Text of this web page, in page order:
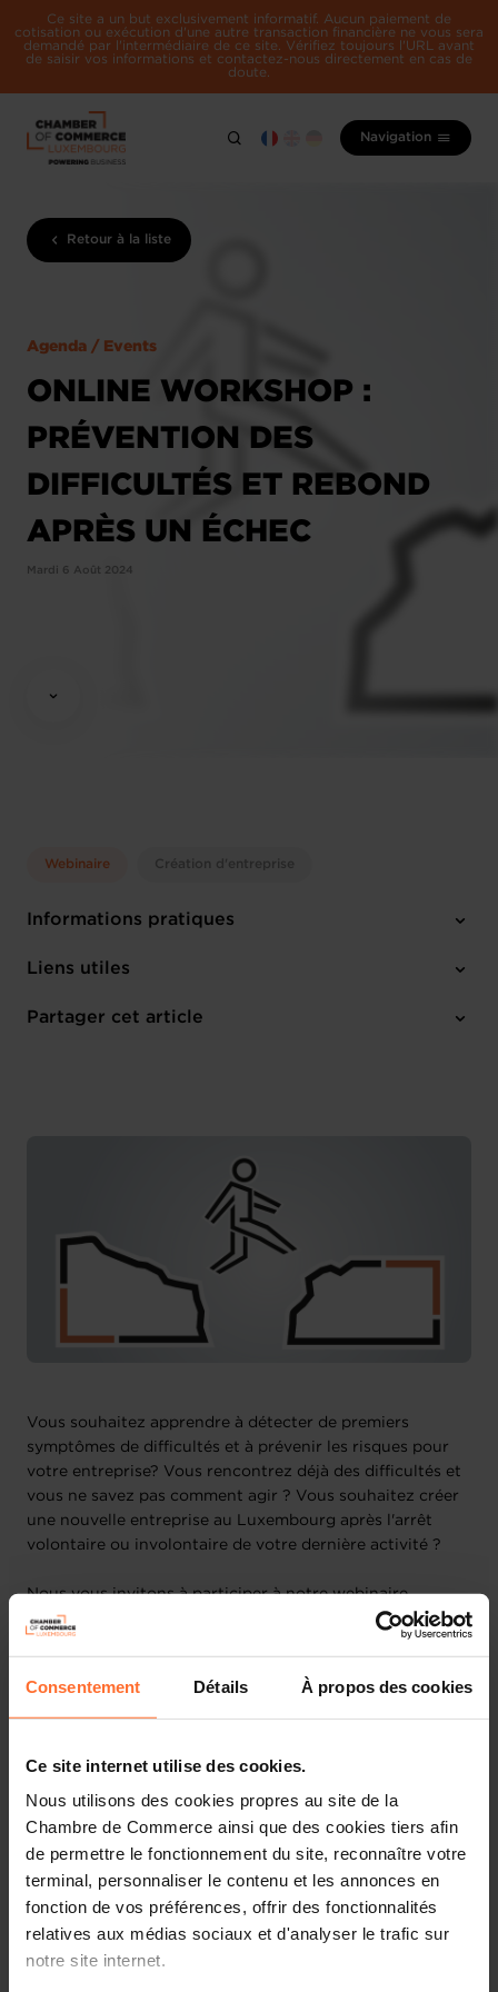
Consentement Détails À propos des cookies
Ce site internet utilise des cookies.
Nous utilisons des cookies propres au site de la
Chambre de Commerce ainsi que des cookies tiers afin
de permettre le fonctionnement du site, reconnaître votre
terminal, personnaliser le contenu et les annonces en
fonction de vos préférences, offrir des fonctionnalités
relatives aux médias sociaux et d'analyser le trafic sur
notre site internet.
Ce site a un but exclusivement informatif. Aucun paiement de
cotisation ou exécution d'une autre transaction financière ne vous sera
demandé par l'intermédiaire de ce site. Vérifiez toujours l'URL avant
de saisir vos informations et contactez-nous directement en cas de
doute.
Navigation
Retour à la liste
Agenda / Events
ONLINE WORKSHOP :
PRÉVENTION DES
DIFFICULTÉS ET REBOND
APRÈS UN ÉCHEC
Mardi 6 Août 2024
Webinaire Création d'entreprise
Informations pratiques
Mardi 6 Août 2024
Online Workshop
Liens utiles
M'inscrire
Partager cet article
Vous souhaitez apprendre à détecter de premiers
symptômes de difficultés et à prévenir les risques pour
votre entreprise? Vous rencontrez déjà des difficultés et
vous ne savez pas comment agir ? Vous souhaitez créer
une nouvelle entreprise au Luxembourg après l'arrêt
volontaire ou involontaire de votre dernière activité ?
Nous vous invitons à participer à notre webinaire
intitulé : "Prévention des difficultés et rebond après un
échec ", présenté par les conseillers de la House of
Lors de ce webinaire nous aborderons les points clés
direct avec un conseiller:
• Anticipation et détection des signaux faibles; outils
financiers de base.
• Mécanismes amiables et judiciaires pour gérer les
difficultés : médiation, conciliation, réorganisation
judiciaire...
• Gestion de crise : outils pour rebondir, restructuration